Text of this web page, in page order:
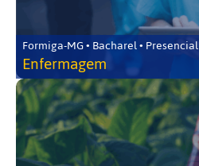
Formiga-MG • Bacharel • Presencial
Enfermagem